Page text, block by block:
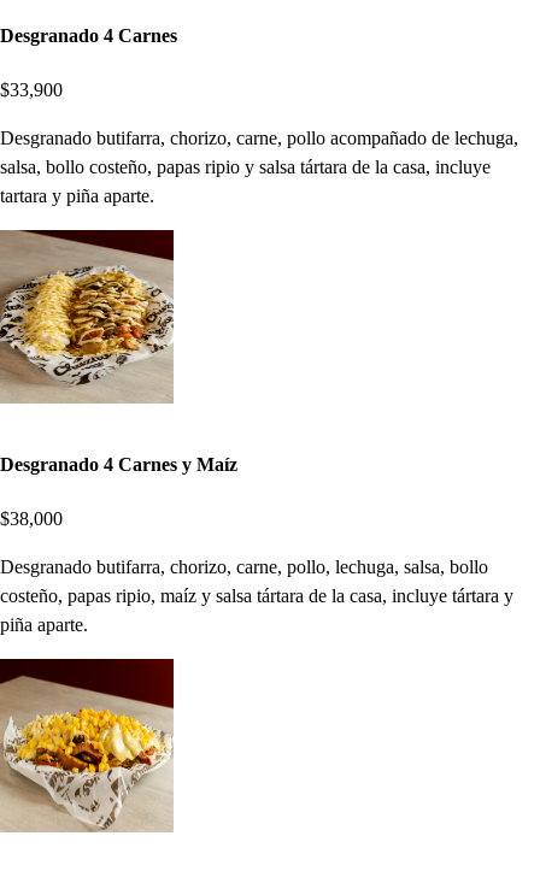
Desgranado 4 Carnes
$33,900
Desgranado butifarra, chorizo, carne, pollo acompañado de lechuga,
salsa, bollo costeño, papas ripio y salsa tártara de la casa, incluye
tartara y piña aparte.
Desgranado 4 Carnes y Maíz
$38,000
Desgranado butifarra, chorizo, carne, pollo, lechuga, salsa, bollo
costeño, papas ripio, maíz y salsa tártara de la casa, incluye tártara y
piña aparte.